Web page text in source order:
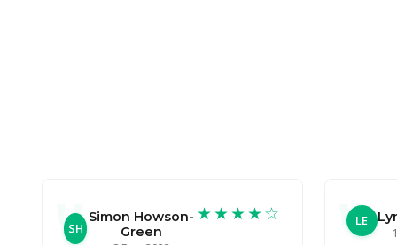
SH
Simon Howson-
Green
★★★★☆ LE